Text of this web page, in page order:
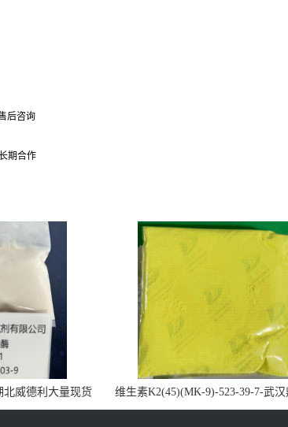
后咨询
期合作
北威德利大量现货
维生素K2(45)(MK-9)-523-39-7-武汉
药业大量现货供应